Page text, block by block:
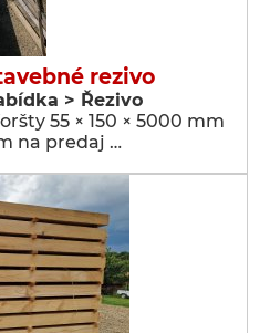
rezivo
> Řezivo
55 × 150 × 5000 mm
na predaj …